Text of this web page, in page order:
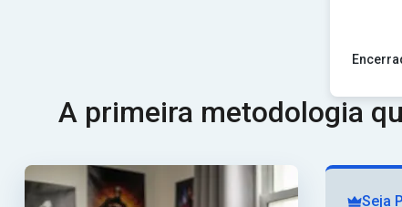
A primeira metodologia
Seja